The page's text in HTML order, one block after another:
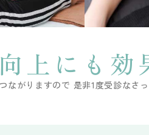
向上にも効
がりますので 是非1度受診なさっ